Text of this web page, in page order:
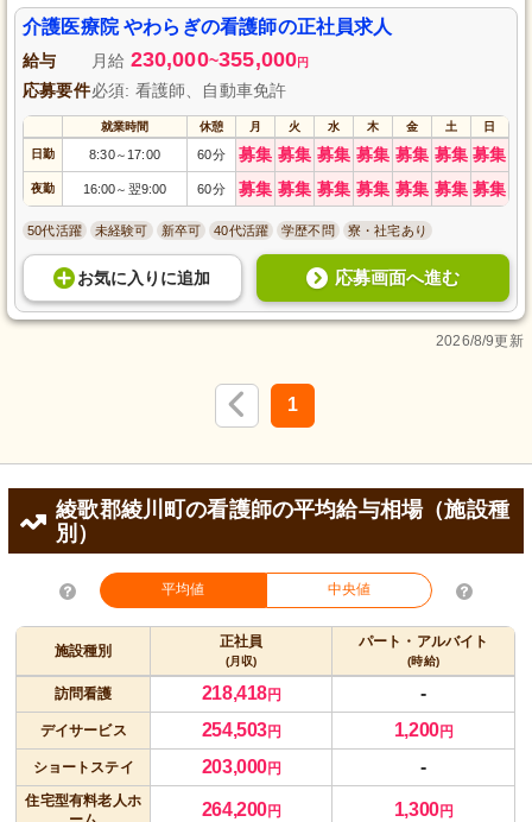
介護医療院 やわらぎの看護師の正社員求人
給与 月給 230,000~355,000円
応募要件必須: 看護師、自動車免許
就業時間 休憩 月 火 水 木 金 土 日
日勤 8:30～ 17:00 60分 募集 募集 募集 募集 募集 募集 募集
夜勤 16:00～ 翌9:00 60分 募集 募集 募集 募集 募集 募集 募集
50代活躍 未経験可 新卒可 40代活躍 学歴不問 寮・社宅あり
お気に入り に追加 応募画面へ進む
2026/8/9更新
1
綾歌郡綾川町の看護師の平均給与相場（施設種
別）
平均値 中央値
施設種別
正社員
(月収)
パート・アルバイト
(時給)
訪問看護 218,418円 -
デイサービス 254,503円 1,200円
ショートステイ 203,000円 -
住宅型有料老人ホ
264,200円 1,300円